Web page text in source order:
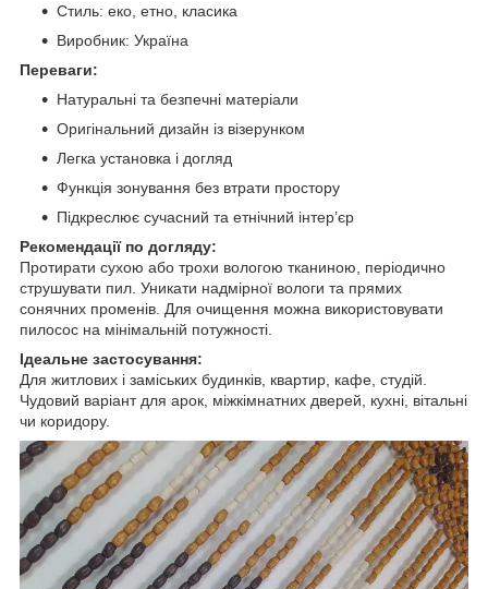
Стиль: еко, етно, класика
Виробник: Україна
Переваги:
Натуральні та безпечні матеріали
Оригінальний дизайн із візерунком
Легка установка і догляд
Функція зонування без втрати простору
Підкреслює сучасний та етнічний інтер’єр
Рекомендації по догляду:
Протирати сухою або трохи вологою тканиною, періодично
струшувати пил. Уникати надмірної вологи та прямих
сонячних променів. Для очищення можна використовувати
пилосос на мінімальній потужності.
Ідеальне застосування:
Для житлових і заміських будинків, квартир, кафе, студій.
Чудовий варіант для арок, міжкімнатних дверей, кухні, вітальні
чи коридору.